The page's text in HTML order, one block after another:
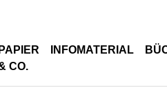
PAPIER
CO.
INFOMATERIAL